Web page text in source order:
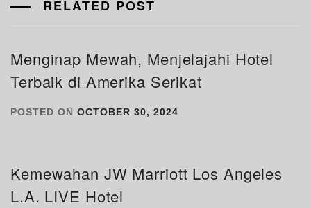
RELATED POST
Menginap Mewah, Menjelajahi Hotel
Terbaik di Amerika Serikat
POSTED ON OCTOBER 30, 2024
Kemewahan JW Marriott Los Angeles
L.A. LIVE Hotel